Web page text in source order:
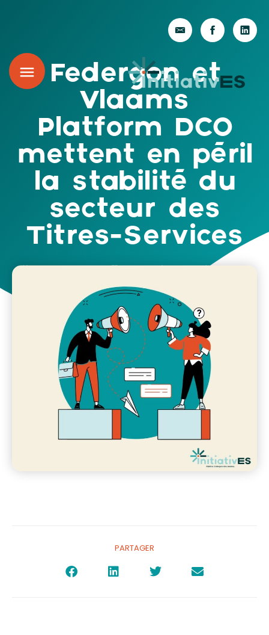
Federgon et
Vlaams
Platform DCO
mettent en péril
la stabilité du
secteur des
Titres-Services
octobre 15, 2024 Actualités de la Fédération
PARTAGER